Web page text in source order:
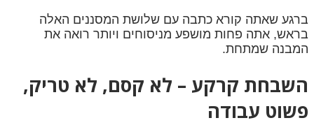
ברגע שאתה קורא כתבה עם שלושת המסננים האלה
בראש, אתה פחות מושפע מניסוחים ויותר רואה את
המבנה שמתחת.
השבחת קרקע – לא קסם, לא טריק,
פשוט עבודה